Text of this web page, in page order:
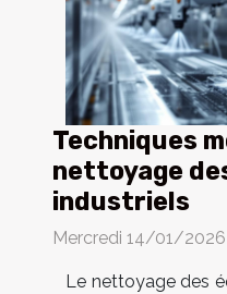
Techniques
nettoyage
industriels
Mercredi 14/01/2026
Le nettoyage des